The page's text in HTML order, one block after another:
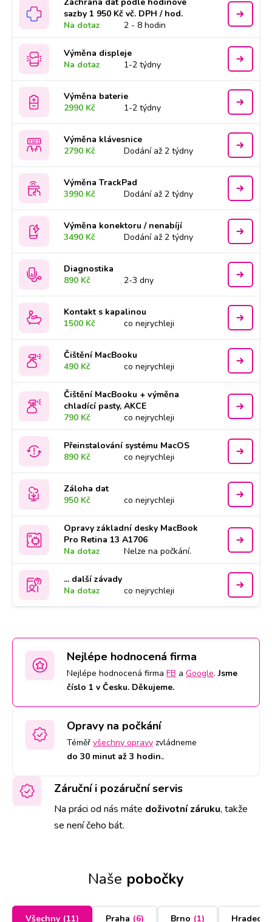
sazby 1 950 Kč vč. DPH / hod.
Na dotaz
2 - 8 hodin
Výměna displeje
Na dotaz
1-2 týdny
Výměna baterie
2990 Kč
1-2 týdny
Výměna klávesnice
2790 Kč
Dodání až 2 týdny
Výměna TrackPad
3990 Kč
Dodání až 2 týdny
Výměna konektoru / nenabíjí
3490 Kč
Dodání až 2 týdny
Diagnostika
890 Kč
2-3 dny
Kontakt s kapalinou
1500 Kč
co nejrychleji
Čištění MacBooku
490 Kč
co nejrychleji
Čištění MacBooku + výměna
chladící pasty, AKCE
790 Kč
co nejrychleji
Přeinstalování systému MacOS
890 Kč
co nejrychleji
Záloha dat
950 Kč
co nejrychleji
Opravy základní desky MacBook
Pro Retina 13 A1706
Na dotaz
Nelze na počkání.
... další závady
Na dotaz
co nejrychleji
Nejlépe hodnocená firma
Nejlépe hodnocená firma FB a Google.Jsme
číslo 1 v Česku. Děkujeme.
Opravy na počkání
Téměř všechny opravy zvládneme
do 30 minut až 3 hodin..
Záruční i pozáruční servis
Na práci od nás máte doživotní záruku, takže
se není čeho bát.
Naše pobočky
Všechny (11) Praha (6) Brno (1) Hradec